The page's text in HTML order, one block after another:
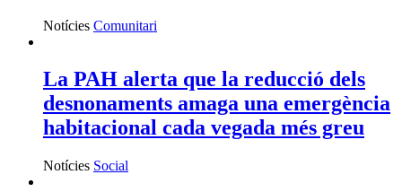
Notícies Comunitari
La PAH alerta que la reducció dels
desnonaments amaga una emergència
habitacional cada vegada més greu
Notícies Social